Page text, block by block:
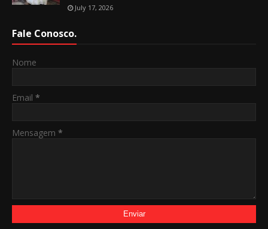
July 17, 2026
Fale Conosco.
Nome
Email *
Mensagem *